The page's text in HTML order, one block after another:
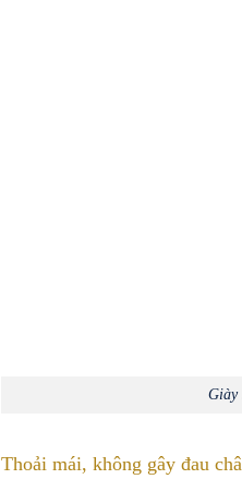
Giày
Thoải mái, không gây đau